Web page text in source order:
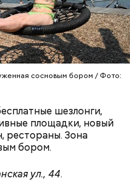
сосновым бором / Фото:
шезлонги,
площадки, новый
рестораны. Зона
бором.
ул., 44.
качества
в России стало Gagarin
«Космос» на ВДНХ. А
был организован
на который
электронной